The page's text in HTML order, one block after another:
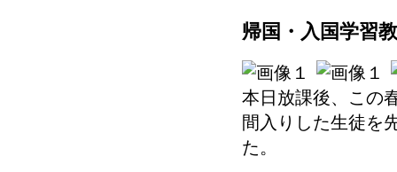
帰国・入国学習
本日放課後、この
間入りした生徒を
た。